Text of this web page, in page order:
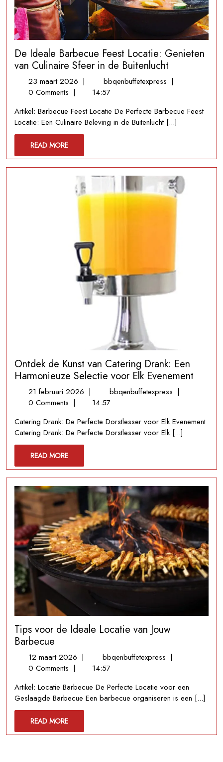
De Ideale Barbecue Feest Locatie: Genieten
van Culinaire Sfeer in de Buitenlucht
23 maart 2026 23
maart
| bbqenbuffetexpress De
Feest
Locatie:
Culinaire
Sfeer
in
de
Buitenlucht
|
0 Comments |
14:57
Artikel: Barbecue Feest Locatie De Perfecte Barbecue Feest
Locatie: Een Culinaire Beleving in de Buitenlucht [...]
READ MOREREAD
MORE
Ontdek de Kunst van Catering Drank: Een
Harmonieuze Selectie voor Elk Evenement
21 februari 2026 21
februari
| bbqenbuffetexpress Ontdek
van
Catering
Harmonieuze
Selectie
Elk
Evenement
|
0 Comments |
14:57
Catering Drank: De Perfecte Dorstlesser voor Elk Evenement
Catering Drank: De Perfecte Dorstlesser voor Elk [...]
READ MOREREAD
MORE
Tips voor de Ideale Locatie van Jouw
Barbecue
12 maart 2026 12
maart
| bbqenbuffetexpress Tips
Ideale
Locatie
Barbecue
|
0 Comments |
14:57
Artikel: Locatie Barbecue De Perfecte Locatie voor een
Geslaagde Barbecue Een barbecue organiseren is een [...]
READ MOREREAD
MORE